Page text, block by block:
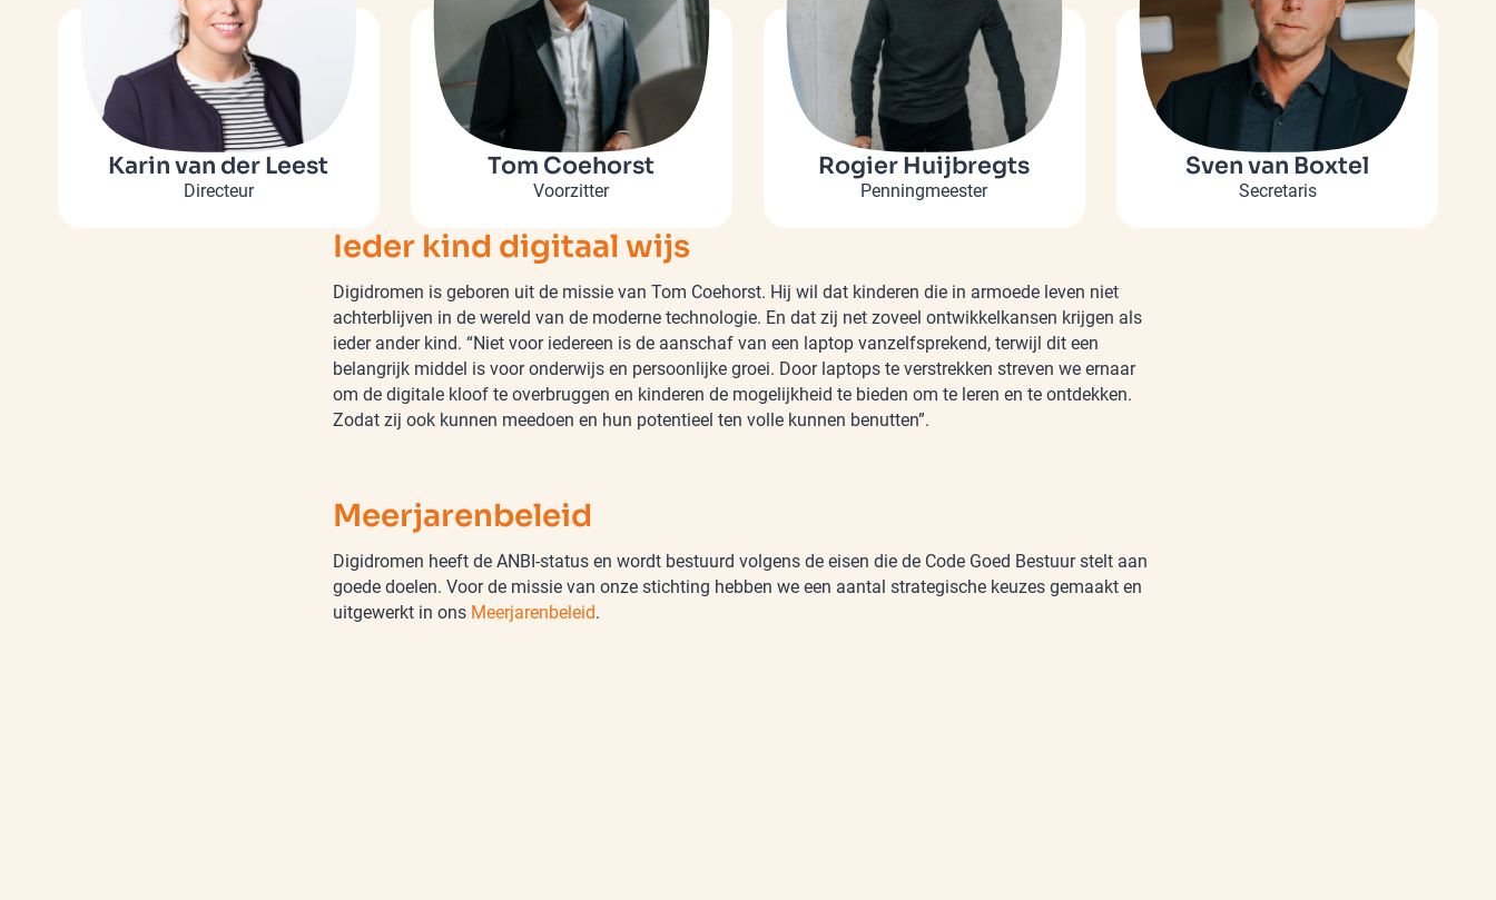
Karin van der Leest
Directeur
Tom Coehorst
Voorzitter
Rogier Huijbregts
Penningmeester
Sven van Boxtel
Secretaris
Ieder kind digitaal wijs
Digidromen is geboren uit de missie van Tom Coehorst. Hij wil dat kinderen die in armoede leven niet
achterblijven in de wereld van de moderne technologie. En dat zij net zoveel ontwikkelkansen krijgen als
ieder ander kind. “Niet voor iedereen is de aanschaf van een laptop vanzelfsprekend, terwijl dit een
belangrijk middel is voor onderwijs en persoonlijke groei. Door laptops te verstrekken streven we ernaar
om de digitale kloof te overbruggen en kinderen de mogelijkheid te bieden om te leren en te ontdekken.
Zodat zij ook kunnen meedoen en hun potentieel ten volle kunnen benutten”.
Meerjarenbeleid
Digidromen heeft de ANBI-status en wordt bestuurd volgens de eisen die de Code Goed Bestuur stelt aan
goede doelen. Voor de missie van onze stichting hebben we een aantal strategische keuzes gemaakt en
uitgewerkt in ons Meerjarenbeleid.